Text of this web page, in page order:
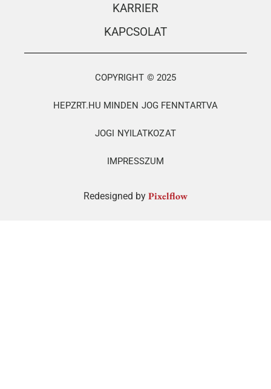
KARRIER
KAPCSOLAT
COPYRIGHT © 2025
HEPZRT.HU MINDEN JOG FENNTARTVA
JOGI NYILATKOZAT
IMPRESSZUM
Redesigned by Pixelflow